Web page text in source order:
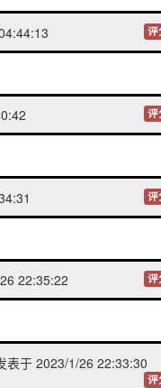
评
评
评
22:35:22 评
表于 2023/1/26 22:33:30
评